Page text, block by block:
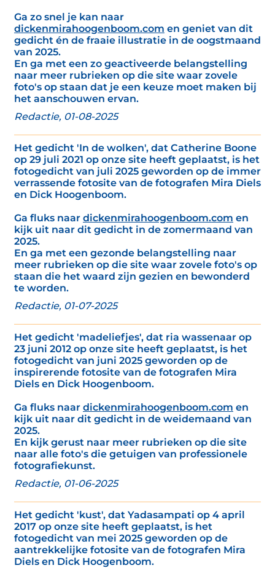
Ga zo snel je kan naar
dickenmirahoogenboom.com en geniet van dit
gedicht én de fraaie illustratie in de oogstmaand
van 2025.
En ga met een zo geactiveerde belangstelling
naar meer rubrieken op die site waar zovele
foto's op staan dat je een keuze moet maken bij
het aanschouwen ervan.
Redactie, 01-08-2025
Het gedicht 'In de wolken', dat Catherine Boone
op 29 juli 2021 op onze site heeft geplaatst, is het
fotogedicht van juli 2025 geworden op de immer
verrassende fotosite van de fotografen Mira Diels
en Dick Hoogenboom.
Ga fluks naar dickenmirahoogenboom.com en
kijk uit naar dit gedicht in de zomermaand van
2025.
En ga met een gezonde belangstelling naar
meer rubrieken op die site waar zovele foto's op
staan die het waard zijn gezien en bewonderd
te worden.
Redactie, 01-07-2025
Het gedicht 'madeliefjes', dat ria wassenaar op
23 juni 2012 op onze site heeft geplaatst, is het
fotogedicht van juni 2025 geworden op de
inspirerende fotosite van de fotografen Mira
Diels en Dick Hoogenboom.
Ga fluks naar dickenmirahoogenboom.com en
kijk uit naar dit gedicht in de weidemaand van
2025.
En kijk gerust naar meer rubrieken op die site
naar alle foto's die getuigen van professionele
fotografiekunst.
Redactie, 01-06-2025
Het gedicht 'kust', dat Yadasampati op 4 april
2017 op onze site heeft geplaatst, is het
fotogedicht van mei 2025 geworden op de
aantrekkelijke fotosite van de fotografen Mira
Diels en Dick Hoogenboom.